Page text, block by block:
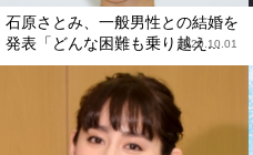
石原さとみ、一般男性との結婚を
発表「どんな困難も乗り越え...
2020.10.01